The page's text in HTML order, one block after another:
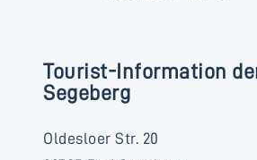
Tourist-Information
Segeberg
Oldesloer Str. 20